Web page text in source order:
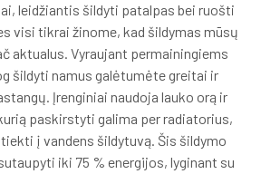
leidžiantis šildyti patalpas bei ruošti
visi tikrai žinome, kad šildymas mūsų
aktualus. Vyraujant permainingiems
šildyti namus galėtumėte greitai ir
Įrenginiai naudoja lauko orą ir
paskirstyti galima per radiatorius,
į vandens šildytuvą. Šis šildymo
iki 75 % energijos, lyginant su